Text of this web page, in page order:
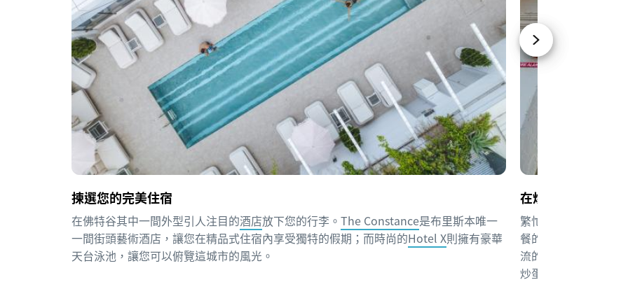
揀選您的完美住宿
在佛特谷其中一間外型引人注目的酒店放下您的行李。 The Constance是布里斯本唯一
一間街頭藝術酒店，讓您在精品式住宿內享受獨特的假期；而時尚的Hotel X則擁有豪華
天台泳池，讓您可以俯覽這城市的風光。
在烘焙巷道善待自己
繁忙的「烘焙巷道」
餐的好地方。這店是
流的香濃咖啡。意猶
炒蛋。